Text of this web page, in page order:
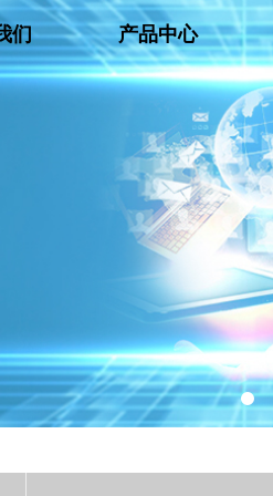
们 产品中心